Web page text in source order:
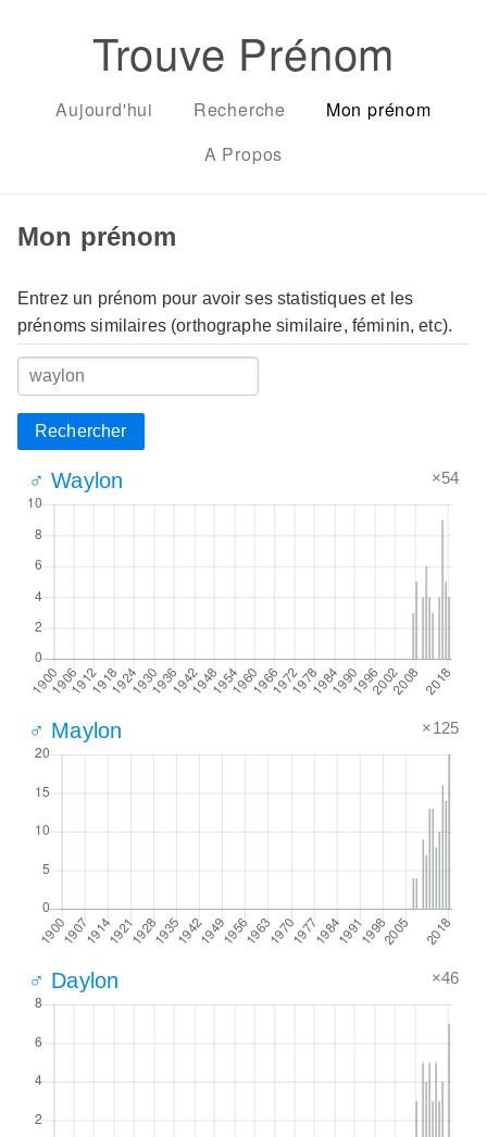
Trouve Prénom
Aujourd'hui Recherche
Mon prénom
A Propos
Mon prénom
Entrez un prénom pour avoir ses statistiques et les
prénoms similaires (orthographe similaire, féminin, etc).
Rechercher
♂ Waylon ×54
♂ Maylon ×125
♂ Daylon ×46